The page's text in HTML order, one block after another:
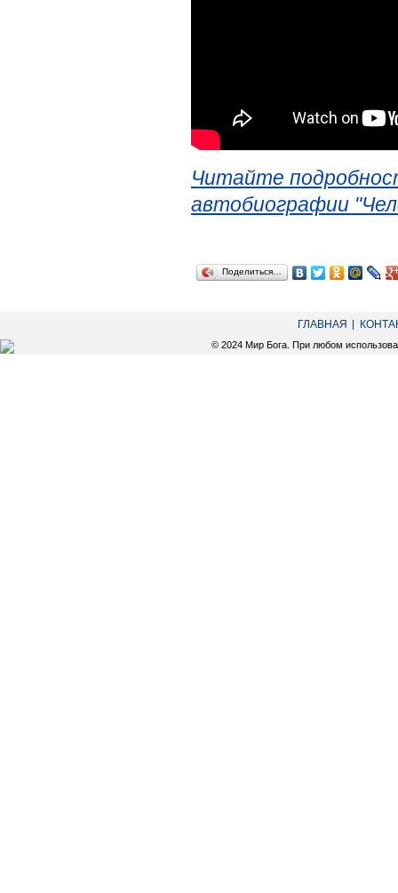
Читайте
автобиографии
Поделиться…
ГЛАВНАЯ
© 2024 Мир Бога. При любом